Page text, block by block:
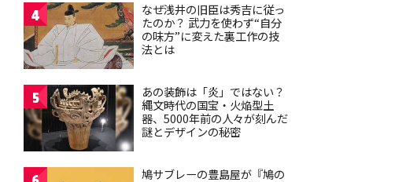
4
なぜ浅井の旧臣は秀吉に従っ
たのか？ 武力を使わず“自分
の味方”に変えた裏工作の技
法とは
5
あの装飾は「炎」ではない？
縄文時代の国宝・火焔型土
器、5000年前の人々が刻んだ
謎とデザインの秘密
鳩サブレーの豊島屋が『鳩の